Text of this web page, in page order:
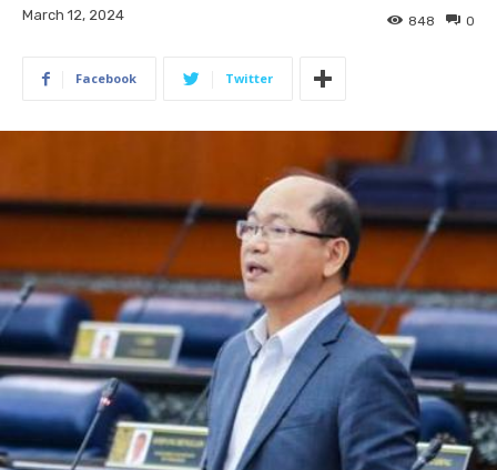
March 12, 2024 0
848
Facebook Twitter